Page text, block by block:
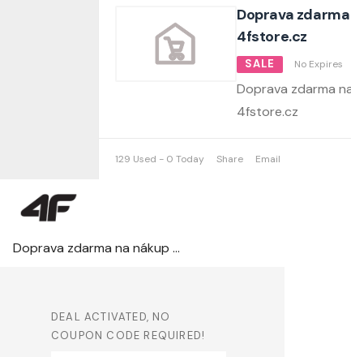
Doprava
4fstore.cz
SALE No Expires
Doprava zdarma
4fstore.cz
129 Used - 0 Today Share Email
Doprava zdarma na nákup nad 999 Kč na 4fstore.cz
DEAL ACTIVATED, NO
COUPON CODE REQUIRED!